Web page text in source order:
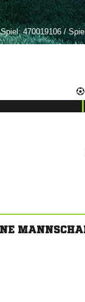
Spiel:470019106 /